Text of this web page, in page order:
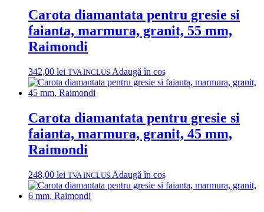
Carota diamantata pentru gresie si
faianta, marmura, granit, 55 mm,
Raimondi
342,00 lei TVA INCLUS Adaugă în coș
Carota diamantata pentru gresie si
faianta, marmura, granit, 45 mm,
Raimondi
248,00 lei TVA INCLUS Adaugă în coș